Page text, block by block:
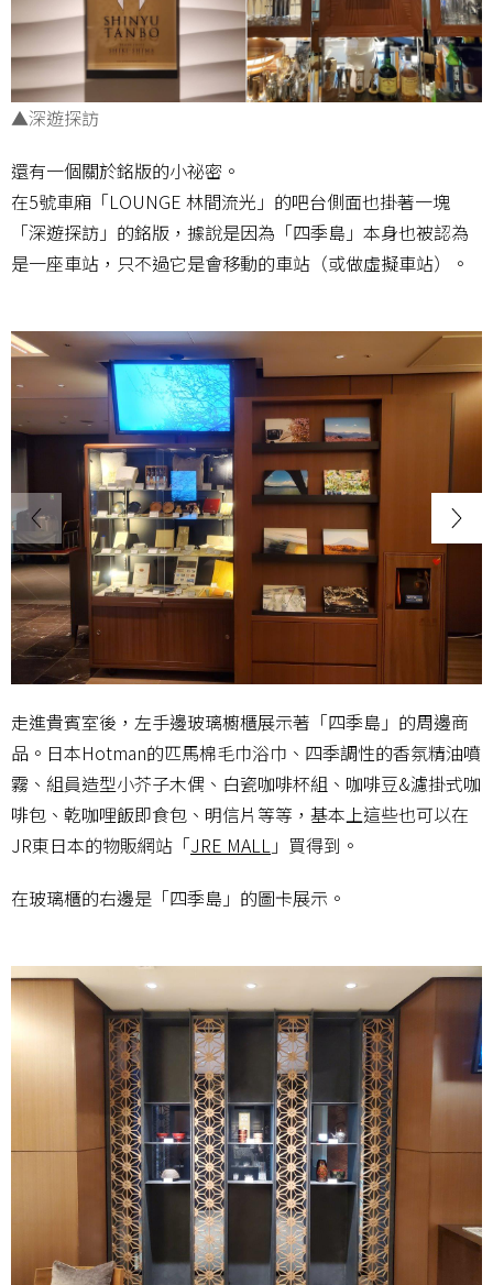
▲深遊探訪
還有一個關於銘版的小祕密。
在5號車廂「LOUNGE 林間流光」的吧台側面也掛著一塊
「深遊探訪」的銘版，據說是因為「四季島」本身也被認為
是一座車站，只不過它是會移動的車站（或做虛擬車站）。
走進貴賓室後，左手邊玻璃櫥櫃展示著「四季島」的周邊商
品。日本Hotman的匹馬棉毛巾浴巾、四季調性的香氛精油噴
霧、組員造型小芥子木偶、白瓷咖啡杯組、咖啡豆&濾掛式咖
啡包、乾咖哩飯即食包、明信片等等，基本上這些也可以在
JR東日本的物販網站「JRE MALL 」買得到。
在玻璃櫃的右邊是「四季島」的圖卡展示。